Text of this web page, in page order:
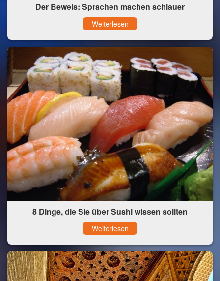
Der Beweis: Sprachen machen schlauer
Weiterlesen
8 Dinge, die Sie über Sushi wissen sollten
Weiterlesen